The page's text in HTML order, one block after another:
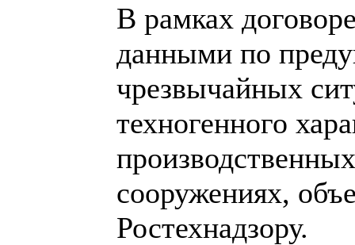
В рамках
данными по
чрезвычайных
техногенного
сооружениях,
Ростехнадзору.